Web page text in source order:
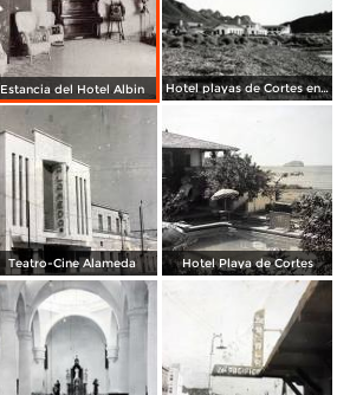
Estancia del Hotel Albin Hotel playas de Cortes en Miramar
Teatro-Cine Alameda Hotel Playa de Cortes